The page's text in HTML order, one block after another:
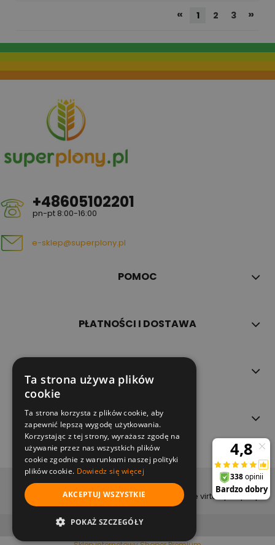
« 1 2 3 »
+48605102201
pn-pt 8:00-16:00
e-sklep@superplony.pl
POMOC
PŁATNOŚCI I DOSTAWA
O NAS
copyright (c) 2022
projekt i wykonanie virtualpeople.pl
pokaż pełną wersję strony
Ta strona używa plików
cookie
Ta strona korzysta z plików cookie, aby
zapewnić lepszą wygodę użytkowania.
Korzystając z tej strony, wyrażasz zgodę na
używanie przez nas wszystkich plików
cookie zgodnie z warunkami naszej polityki
plików cookie. Dowiedz się więcej
AKCEPTUJ WSZYSTKIE
POKAŻ SZCZEGÓŁY